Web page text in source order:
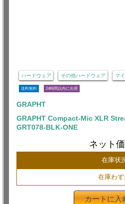
ハードウェア その他ハードウェア マ
送料無料 24時間以内に出荷
GRAPHT
GRAPHT Compact-Mic XLR
GRT078-BLK-ONE
ネット価
在庫状
在庫わ
カートに入